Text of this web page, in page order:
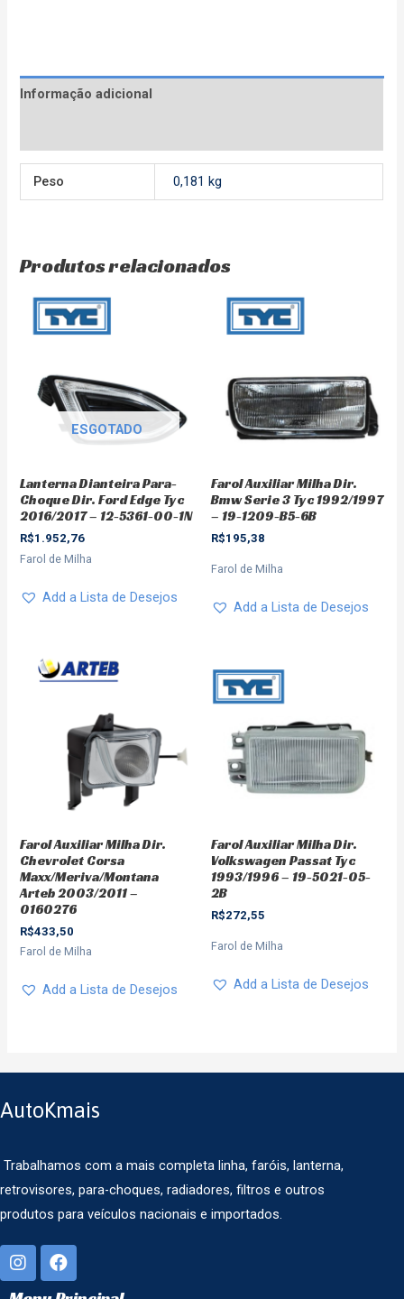
Informação adicional
Peso 0,181 kg
Produtos relacionados
ESGOTADO
Lanterna Dianteira Para-
Choque Dir. Ford Edge Tyc
2016/2017 – 12-5361-00-1N
R$1.952,76
Farol de Milha
Add a Lista de Desejos
Farol Auxiliar Milha Dir.
Bmw Serie 3 Tyc 1992/1997
– 19-1209-B5-6B
R$195,38
Farol de Milha
Add a Lista de Desejos
Farol Auxiliar Milha Dir.
Chevrolet Corsa
Maxx/Meriva/Montana
Arteb 2003/2011 –
0160276
R$433,50
Farol de Milha
Add a Lista de Desejos
Farol Auxiliar Milha Dir.
Volkswagen Passat Tyc
1993/1996 – 19-5021-05-
2B
R$272,55
Farol de Milha
Add a Lista de Desejos
AutoKmais
Trabalhamos com a mais completa linha, faróis, lanterna,
retrovisores, para-choques, radiadores, filtros e outros
produtos para veículos nacionais e importados.